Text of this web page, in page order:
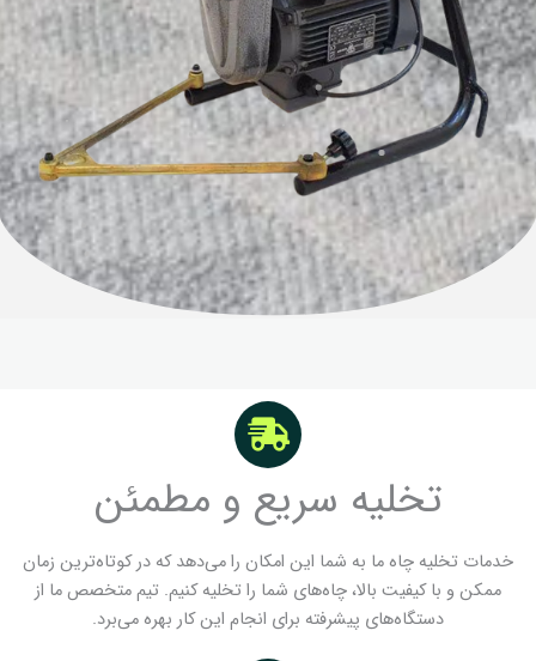
تخلیه سریع و مطمئن
خدمات تخلیه چاه ما به شما این امکان را می‌دهد که در کوتاه‌ترین زمان
ممکن و با کیفیت بالا، چاه‌های شما را تخلیه کنیم. تیم متخصص ما از
دستگاه‌های پیشرفته برای انجام این کار بهره می‌برد.